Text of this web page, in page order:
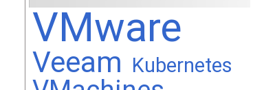
VMware
Veeam Kubernetes